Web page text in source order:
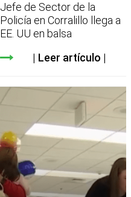
Jefe de Sector de la
Policía en Corralillo llega a
EE. UU en balsa
Leer artículo